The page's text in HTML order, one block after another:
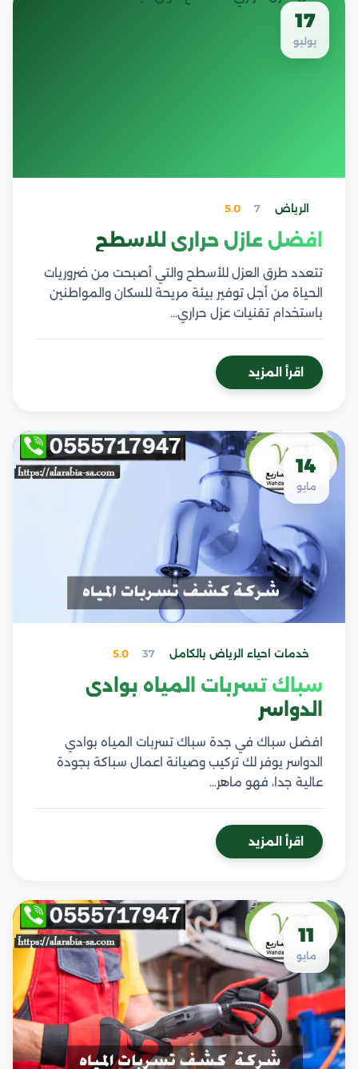
17
يوليو
الرياض 7
5.0
افضل عازل حراري للاسطح
تتعدد طرق العزل للأسطح والتي أصبحت من ضروريات
الحياة من أجل توفير بيئة مريحة للسكان والمواطنين
باستخدام تقنيات عزل حراري…
اقرأ المزيد
14
مايو
خدمات احياء الرياض بالكامل 37
5.0
سباك تسربات المياه بوادي
الدواسر
افضل سباك في جدة سباك تسربات المياه بوادي
الدواسر يوفر لك تركيب وصيانة اعمال سباكة بجودة
عالية جدا، فهو ماهر…
اقرأ المزيد
11
مايو